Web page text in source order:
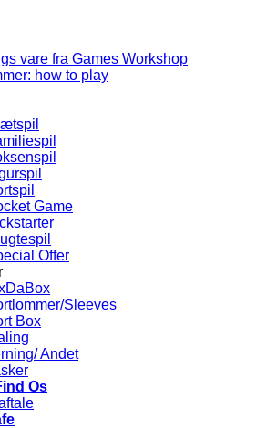
vare fra Games Workshop
how to play
Game
Offer
Sleeves
Box
Andet
Os